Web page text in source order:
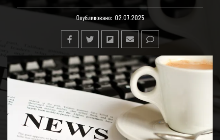
Опубликовано: 02.07.2025